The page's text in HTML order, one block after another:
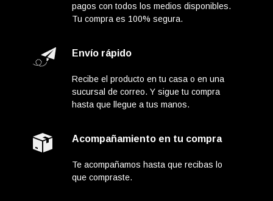
pagos con todos los medios disponibles.
Tu compra es 100% segura.
Envío rápido
Recibe el producto en tu casa o en una
sucursal de correo. Y sigue tu compra
hasta que llegue a tus manos.
Acompañamiento en tu compra
Te acompañamos hasta que recibas lo
que compraste.